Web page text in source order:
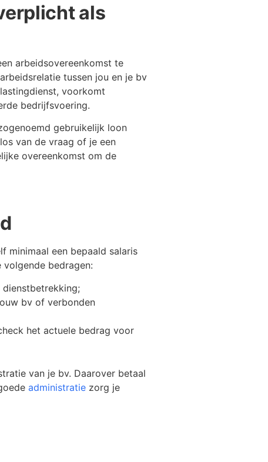
als
arbeidsovereenkomst te
tussen jou en je bv
voorkomt
bedrijfsvoering.
gebruikelijk loon
van de vraag of je een
overeenkomst om de
minimaal een bepaald salaris
bedragen:
bv of verbonden
het actuele bedrag voor
van je bv. Daarover betaal
administratiezorg je